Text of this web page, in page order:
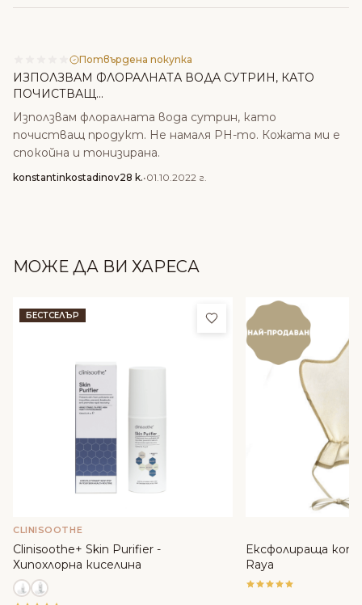
Потвърдена покупка
ИЗПОЛЗВАМ ФЛОРАЛНАТА ВОДА СУТРИН, КАТО
ПОЧИСТВАЩ...
Използвам флоралната вода сутрин, като
почистващ продукт. Не намаля PH-то. Кожата ми е
спокойна и тонизирана.
konstantinkostadinov28 k.•01.10.2022 г.
МОЖЕ ДА ВИ ХАРЕСА
БЕСТСЕЛЪР Добави в любими
CLINISOOTHE
Clinisoothe+ Skin Purifier -
Хипохлорна киселина
Ексфолираща
Raya